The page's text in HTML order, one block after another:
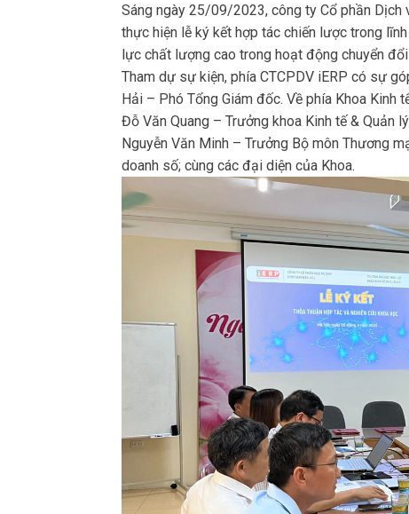
Sáng ngày 25/09/2023, công ty Cổ phần Dịch
thực hiện lễ ký kết hợp tác chiến lược trong
lực chất lượng cao trong hoạt động chuyển
Tham dự sự kiện, phía CTCPDV iERP có sự
Hải – Phó Tổng Giám đốc. Về phía Khoa Kinh
Đỗ Văn Quang – Trưởng khoa Kinh tế & Quản
Nguyễn Văn Minh – Trưởng Bộ môn Thương
doanh số; cùng các đại diện của Khoa.